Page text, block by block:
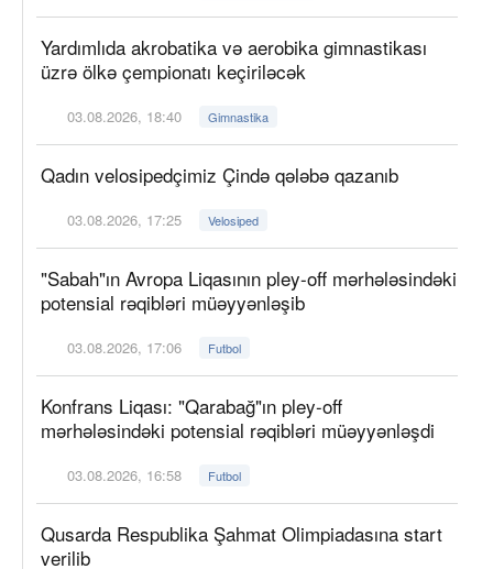
Yardımlıda akrobatika və aerobika gimnastikası
üzrə ölkə çempionatı keçiriləcək
03.08.2026, 18:40 Gimnastika
Qadın velosipedçimiz Çində qələbə qazanıb
03.08.2026, 17:25 Velosiped
"Sabah"ın Avropa Liqasının pley-off mərhələsindəki
potensial rəqibləri müəyyənləşib
03.08.2026, 17:06 Futbol
Konfrans Liqası: "Qarabağ"ın pley-off
mərhələsindəki potensial rəqibləri müəyyənləşdi
03.08.2026, 16:58 Futbol
Qusarda Respublika Şahmat Olimpiadasına start
verilib